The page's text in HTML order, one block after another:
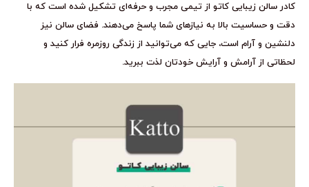
کادر سالن زیبایی کاتو از تیمی مجرب و حرفه‌ای تشکیل شده است که با
دقت و حساسیت بالا به نیازهای شما پاسخ می‌دهند. فضای سالن نیز
دلنشین و آرام است، جایی که می‌توانید از زندگی روزمره فرار کنید و
لحظاتی از آرامش و آرایش خودتان لذت ببرید.